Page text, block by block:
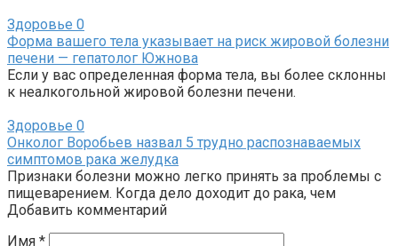
Здоровье 0
Форма вашего тела указывает на риск жировой болезни
печени — гепатолог Южнова
Если у вас определенная форма тела, вы более склонны
к неалкогольной жировой болезни печени.
Здоровье 0
Онколог Воробьев назвал 5 трудно распознаваемых
симптомов рака желудка
Признаки болезни можно легко принять за проблемы с
пищеварением. Когда дело доходит до рака, чем
Добавить комментарий
Имя *